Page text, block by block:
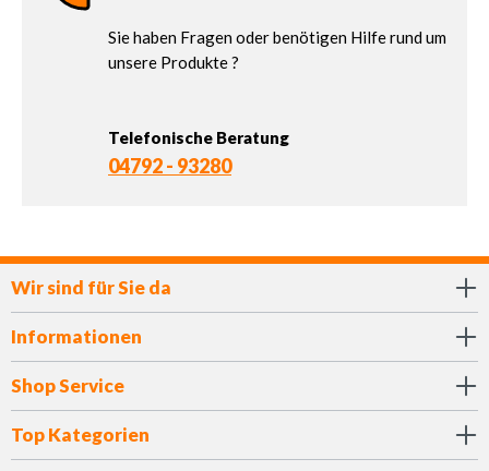
Sie haben Fragen oder benötigen Hilfe rund um
unsere Produkte ?
Telefonische Beratung
04792 - 93280
Wir sind für Sie da
Informationen
Shop Service
Top Kategorien